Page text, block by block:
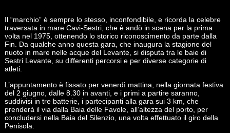
Il “marchio” è sempre lo stesso, inconfondibile, e ricorda la celebre
traversata in mare Cavi-Sestri, che è andò in scena per la prima
volta nel 1975, ottenendo lo storico riconoscimento da parte dalla
Fin. Da qualche anno questa gara, che inaugura la stagione del
nuoto in mare nelle acque del Levante, si disputa tra le baie di
Sestri Levante, su differenti percorsi e per diverse categorie di
atleti.
L’appuntamento è fissato per venerdì mattina, nella giornata festiva
del 2 giugno, dalle 8.30 in avanti, e i primi a partire saranno,
suddivisi in tre batterie, i partecipanti alla gara sui 3 km, che
prenderà il via dalla Baia delle Favole, all’altezza del porto, per
concludersi nella Baia del Silenzio, una volta effettuato il giro della
Penisola.